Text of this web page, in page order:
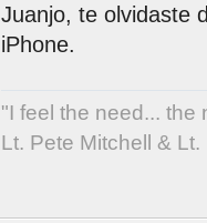
Juanjo, te olvidaste
iPhone.
"I feel the need... the
Lt. Pete Mitchell &